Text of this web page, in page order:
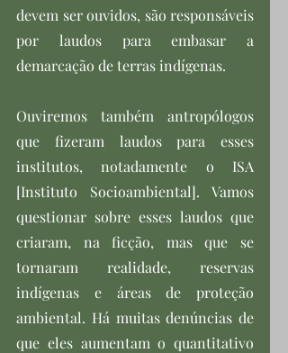
devem ser ouvidos, são responsáveis
por laudos para embasar a
demarcação de terras indígenas.
Ouviremos também antropólogos
que fizeram laudos para esses
institutos, notadamente o ISA
[Instituto Socioambiental]. Vamos
questionar sobre esses laudos que
criaram, na ficção, mas que se
tornaram realidade, reservas
indígenas e áreas de proteção
ambiental. Há muitas denúncias de
que eles aumentam o quantitativo